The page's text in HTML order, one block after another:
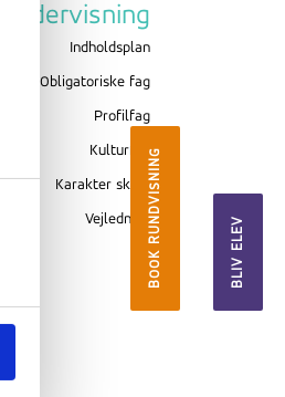
BOOK RUNDVISNING BLIV ELEV
Undervisning
Indholdsplan
Obligatoriske fag
Profilfag
Kulturfag
Karakter skala
Vejledning